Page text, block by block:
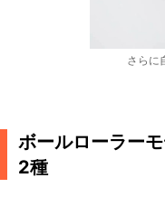
さらに
ボールローラー
2種